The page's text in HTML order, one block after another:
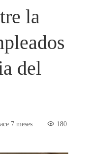
la
del
7 meses 180